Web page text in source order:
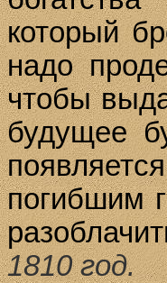
который
надо
чтобы
будущее
погибшим
1810 год.